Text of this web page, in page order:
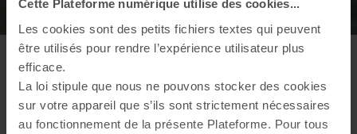
Cette Plateforme numérique utilise des cookies...
Les cookies sont des petits fichiers textes qui peuvent
être utilisés pour rendre l’expérience utilisateur plus
efficace.
La loi stipule que nous ne pouvons stocker des cookies
sur votre appareil que s’ils sont strictement nécessaires
au fonctionnement de la présente Plateforme. Pour tous
[94 - Champigny-sur-Marne]